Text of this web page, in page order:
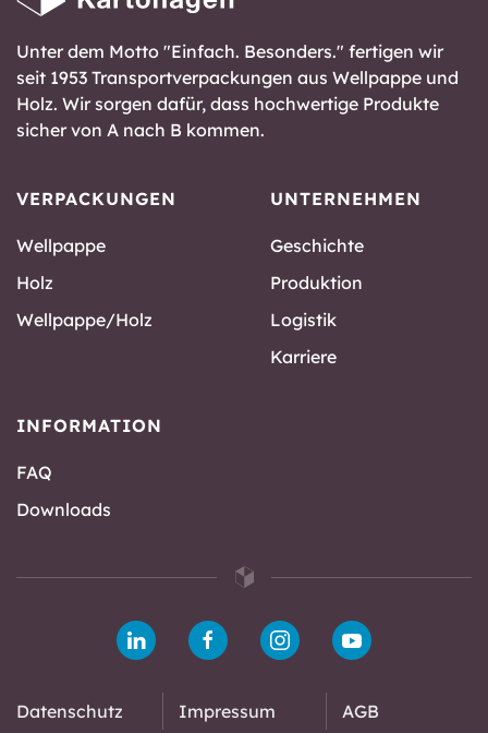
Unter dem Motto "Einfach. Besonders." fertigen wir
seit 1953 Transportverpackungen aus Wellpappe und
Holz. Wir sorgen dafür, dass hochwertige Produkte
sicher von A nach B kommen.
VERPACKUNGEN
Wellpappe
Holz
Wellpappe/Holz
UNTERNEHMEN
Geschichte
Produktion
Logistik
Karriere
INFORMATION
FAQ
Downloads
Datenschutz Impressum AGB